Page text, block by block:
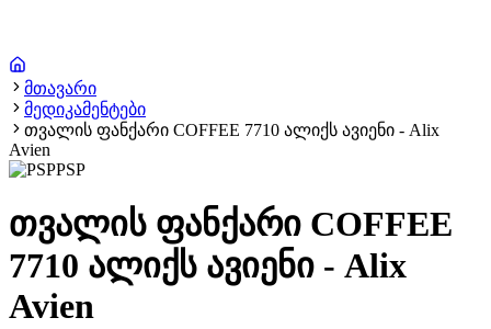
მთავარი
მედიკამენტები
თვალის ფანქარი COFFEE 7710 ალიქს ავიენი - Alix
Avien
PSP
თვალის ფანქარი COFFEE
7710 ალიქს ავიენი - Alix
Avien